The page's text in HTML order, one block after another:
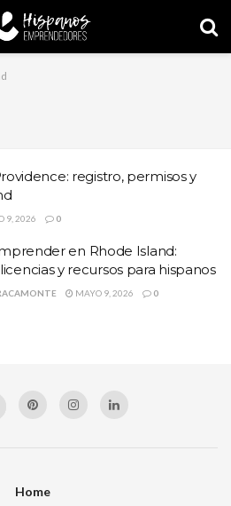
registro, permisos y
9, 2026 0
en Rhode Island:
y recursos para hispanos
MAYO 9, 2026 0
Home